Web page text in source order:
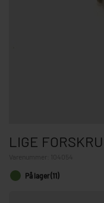
LIGE
104054
På lager (11)